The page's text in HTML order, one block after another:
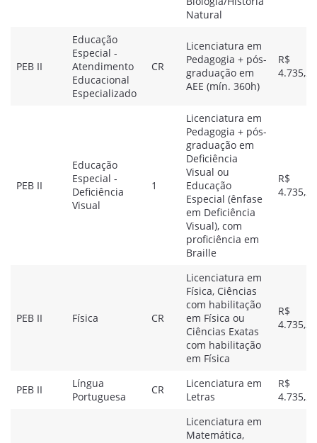
Natural
PEB II
Educação
Especial -
Atendimento
Educacional
Especializado
CR
Licenciatura em
Pedagogia + pós-
graduação em
AEE (mín. 360h)
R$
4.735,20
PEB II
Educação
Especial -
Deficiência
Visual
1
Licenciatura em
Pedagogia + pós-
graduação em
Deficiência
Visual ou
Educação
Especial (ênfase
em Deficiência
Visual), com
proficiência em
Braille
R$
4.735,20
PEB II Física CR
Licenciatura em
Física, Ciências
com habilitação
em Física ou
Ciências Exatas
com habilitação
em Física
R$
4.735,20
PEB II
Língua
Portuguesa
CR
Licenciatura em
Letras
R$
4.735,20
Licenciatura em
Matemática,